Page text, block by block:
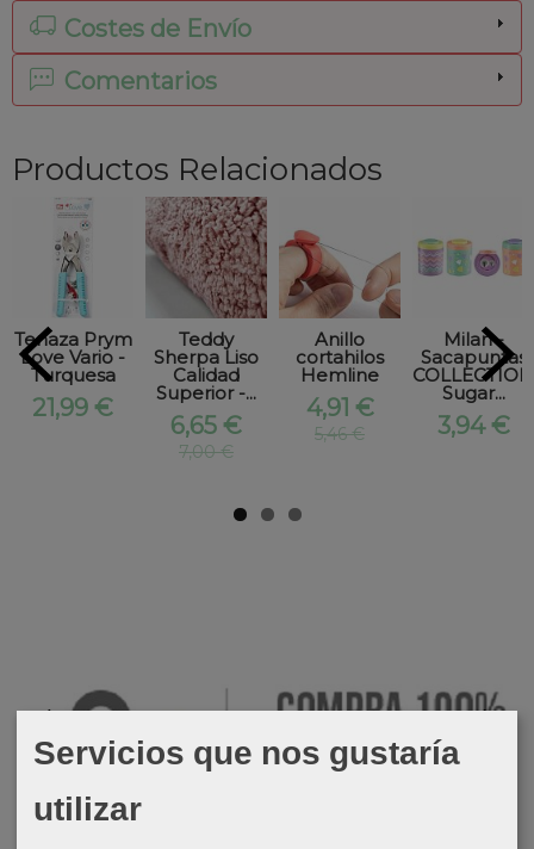
Costes de Envío
Comentarios
Productos Relacionados
Tenaza Prym
Love Vario -
Turquesa
21,99 €
Teddy
Sherpa Liso
Calidad
Superior -...
6,65 €
7,00 €
Anillo
cortahilos
Hemline
4,91 €
5,46 €
Milan -
Sacapuntas
COLLECTION
Sugar...
3,94 €
Servicios que nos gustaría
utilizar